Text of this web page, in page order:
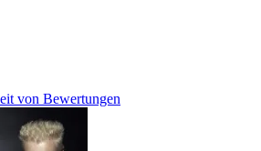
von Bewertungen